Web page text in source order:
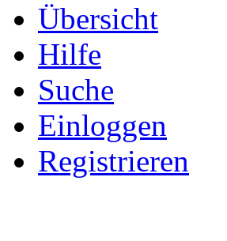
Übersicht
Hilfe
Suche
Einloggen
Registrieren